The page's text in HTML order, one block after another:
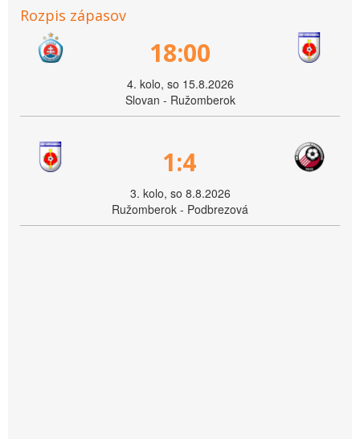
Rozpis zápasov
18:00
4. kolo, so 15.8.2026
Slovan - Ružomberok
1:4
3. kolo, so 8.8.2026
Ružomberok - Podbrezová